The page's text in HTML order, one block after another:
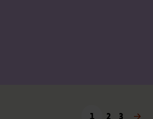
1 2 3Nästa →